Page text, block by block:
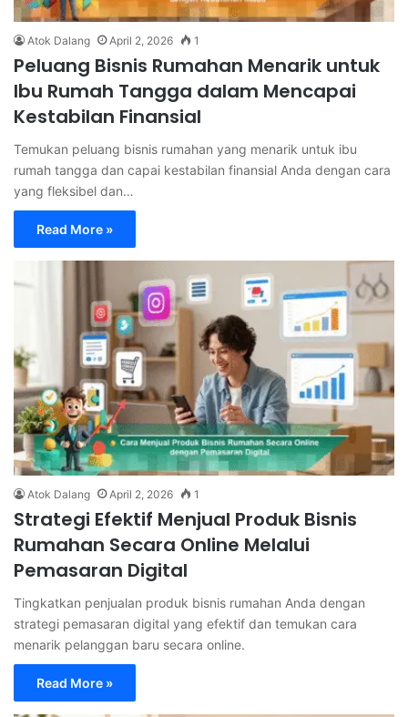
Atok Dalang April 2, 2026 1
Peluang Bisnis Rumahan Menarik untuk
Ibu Rumah Tangga dalam Mencapai
Kestabilan Finansial
Temukan peluang bisnis rumahan yang menarik untuk ibu
rumah tangga dan capai kestabilan finansial Anda dengan cara
yang fleksibel dan…
Read More »
Atok Dalang April 2, 2026 1
Strategi Efektif Menjual Produk Bisnis
Rumahan Secara Online Melalui
Pemasaran Digital
Tingkatkan penjualan produk bisnis rumahan Anda dengan
strategi pemasaran digital yang efektif dan temukan cara
menarik pelanggan baru secara online.
Read More »